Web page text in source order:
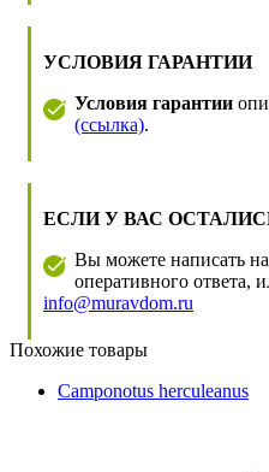
УСЛОВИЯ ГАРАНТИИ
Условия гарантии
(ссылка).
ЕСЛИ У ВАС
Вы можете написать
оперативного ответа,
info@muravdom.ru
Похожие товары
Camponotus herculeanus